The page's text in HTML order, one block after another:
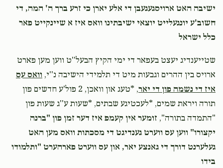
ישיבה האט ארויסגעגעבן די אלע יארן כי זרע ברך ה' המה, די
חשוב'ע יונגעלייט יוצאי ישיבתינו וואס איז א שיינקייט פאר
כלל ישראל
‎‎שטייענדיג יעצט בעפאר די ימי הקיץ הבעל''ט ווען מען פארט
ארויס בין ההרים וגבעות מיט די תלמידי הישיבה נ''י, וואס עס
איז די נשמה פון די יאר
, *טעג און וואכן, 2 פול'ע חדשים פון
תורה ויראת שמים, *לעכטיגע שבתים, *שעות ע''ג שעות פון
"התמדה בתורה", זומער אין קעמפ איז דער זמן פון "ברנה
יקצורו" ווען עס ווערט גענדיגט די מסכתות וואס מען האט
געלערנט דורך די גאנצע יאר, און עס ווערט פארהערט "ותלמודו
בידו